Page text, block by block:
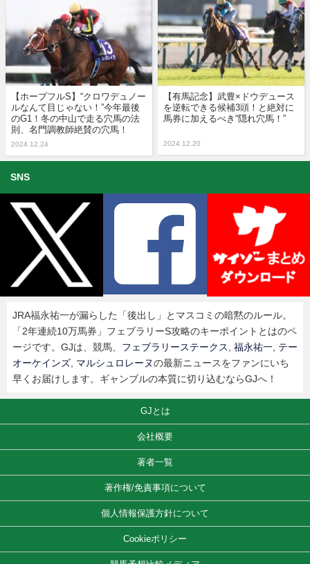
【ホープフルS】“クロワデュノー
ルなんて目じゃない！”今年最後
のG1！冬の中山で走る穴馬の法
則、名門調教師絶賛の穴馬！
2024.12.24
【有馬記念】武豊×ドウデュース
を逆転できる候補3頭！と絶対に
馬券に加えるべき“隠れ穴馬！”
2024.12.20
SNS
JRA福永祐一が漏らした「後出し」とマスコミの暗黙のルール。
「2年連続10万馬券」フェブラリーS攻略のキーポイントとはのペ
ージです。GJは、競馬、 フェブラリーステークス, 福永祐一, テー
オーケインズ, マルシュロレーヌの最新ニュースをファンにいち
早くお届けします。ギャンブルの本質に切り込むならGJへ！
GJとは
会社概要
著者一覧
著作権/免責事項について
個人情報保護方針について
Cookieポリシー